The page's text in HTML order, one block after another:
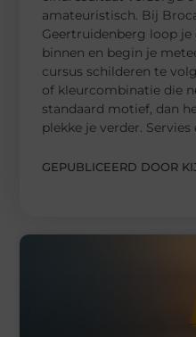
amateuristisch. Bij
Geertruidenberg loop
binnen en begin je
cursus schilderen te
of kleurcombinatie die
standaard motief, dan
plekke je verder.
GEPUBLICEERD DOOR